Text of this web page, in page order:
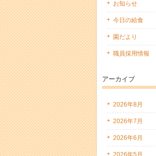
お知らせ
今日の給食
園だより
職員採用情報
アーカイブ
2026年8月
2026年7月
2026年6月
2026年5月